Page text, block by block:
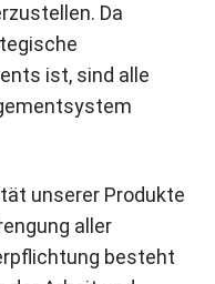
Da
ist, sind alle
unserer Produkte
aller
besteht